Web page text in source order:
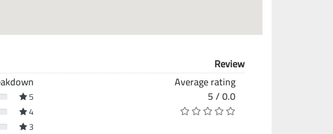
Review
Average rating
0.0 / 5
5
4
3